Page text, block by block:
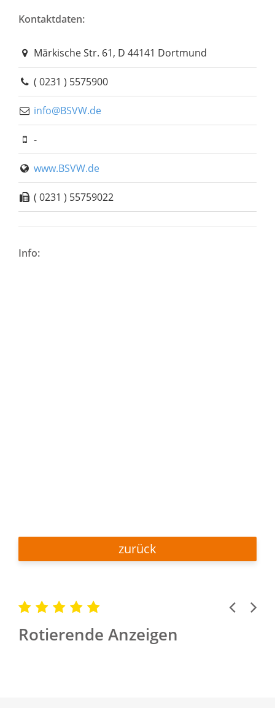
Kontaktdaten:
Märkische Str. 61, D 44141 Dortmund
( 0231 ) 5575900
info@BSVW.de
-
www.BSVW.de
( 0231 ) 55759022
Info:
zurück
Rotierende Anzeigen
Previous
Next